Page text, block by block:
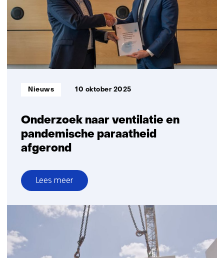
volgende
pandemie
ventilatie
Onderzoek naar ventilatie en
pandemische paraatheid
afgerond
Informatietype:
Nieuws 10 oktober 2025
Lees meer
over
Onderzoek
naar
ventilatie
pandemische